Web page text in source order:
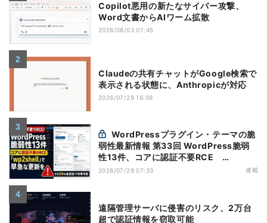
Copilot悪用の新たなサイバー攻撃、
Word文書からAIワーム拡散
2026/08/03 07:45
Claudeの共有チャットがGoogle検索で
表示される状態に、Anthropicが対応
2026/07/29 16:09
弱性最新情報 第33回 WordPress脆弱
性13件、コアに認証不要RCE
「wp2shell」で早急な更新を【7月16日
2026/07/29 07:33 連載
遠隔管理サーバに侵害のリスク、2万台
超で認証情報を窃取可能